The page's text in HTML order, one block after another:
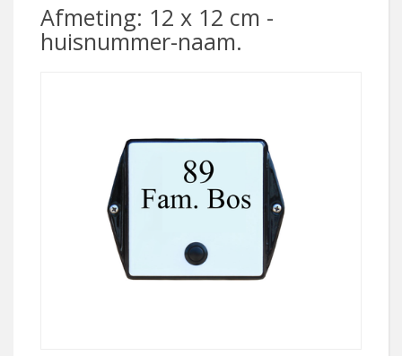
Afmeting: 12 x 12 cm -
huisnummer-naam.